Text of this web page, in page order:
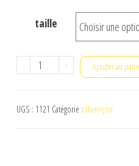
taille
-
quantité
concept
+ Ajouter au
UGS : 1121 Catégorie : Hameçon